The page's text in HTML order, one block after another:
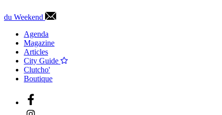
du Weekend
Agenda
Magazine
Articles
City Guide
Clutcho'
Boutique